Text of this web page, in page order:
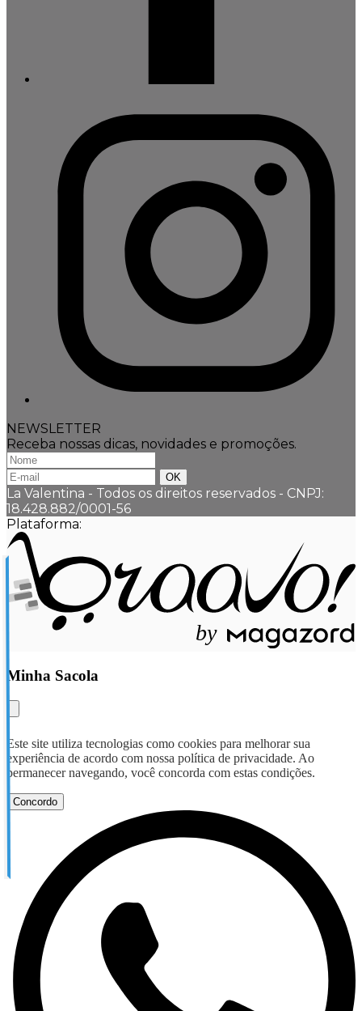
NEWSLETTER
Receba nossas dicas, novidades e promoções.
La Valentina - Todos os direitos reservados - CNPJ:
18.428.882/0001-56
Plataforma:
by
Minha Sacola
Este site utiliza tecnologias como cookies para melhorar sua
experiência de acordo com nossa política de privacidade. Ao
permanecer navegando, você concorda com estas condições.
Concordo